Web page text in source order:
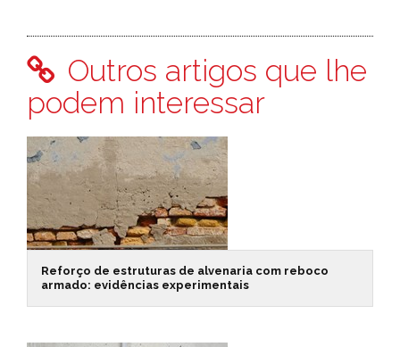
Outros artigos que lhe
podem interessar
Reforço de estruturas de alvenaria com reboco
armado: evidências experimentais